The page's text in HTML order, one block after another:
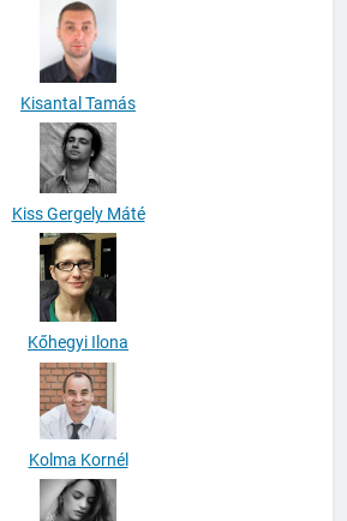
Kisantal Tamás
Kiss Gergely Máté
Kőhegyi Ilona
Kolma Kornél